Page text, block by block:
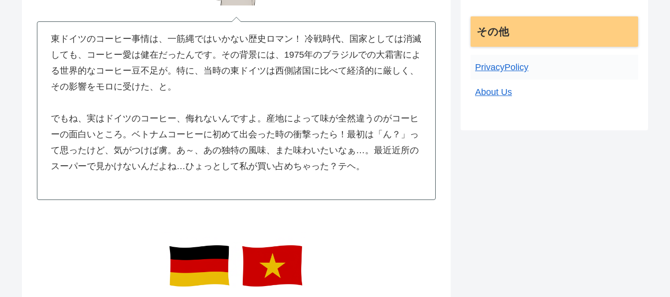
東ドイツのコーヒー事情は、一筋縄ではいかない歴史ロマン！ 冷戦時代、国家としては消滅
しても、コーヒー愛は健在だったんです。その背景には、1975年のブラジルでの大霜害によ
る世界的なコーヒー豆不足が。特に、当時の東ドイツは西側諸国に比べて経済的に厳しく、
その影響をモロに受けた、と。
でもね、実はドイツのコーヒー、侮れないんですよ。産地によって味が全然違うのがコーヒ
ーの面白いところ。ベトナムコーヒーに初めて出会った時の衝撃ったら！最初は「ん？」っ
て思ったけど、気がつけば虜。あ～、あの独特の風味、また味わいたいなぁ…。最近近所の
スーパーで見かけないんだよね…ひょっとして私が買い占めちゃった？テヘ。
その他
PrivacyPolicy
About Us